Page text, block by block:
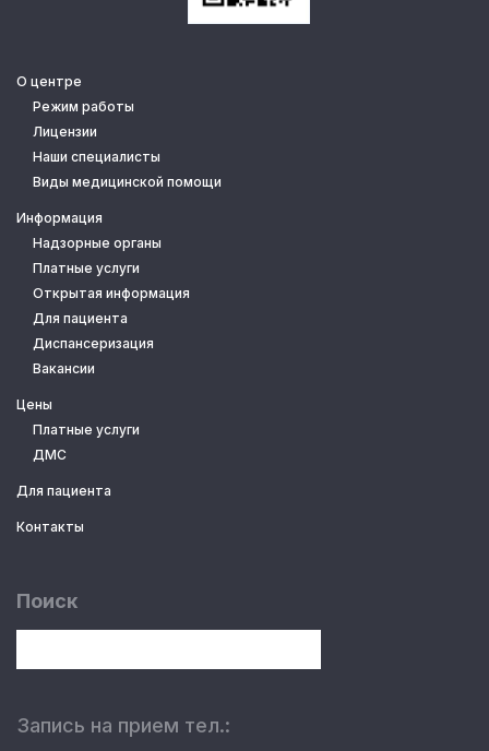
О центре
Режим работы
Лицензии
Наши специалисты
Виды медицинской помощи
Информация
Надзорные органы
Платные услуги
Открытая информация
Для пациента
Диспансеризация
Вакансии
Цены
Платные услуги
ДМС
Для пациента
Контакты
Поиск
Запись на прием тел.: